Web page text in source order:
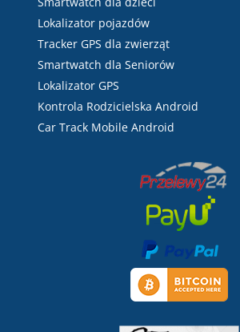
Lokalizator pojazdów
Tracker GPS dla zwierząt
Smartwatch dla Seniorów
Lokalizator GPS
Kontrola Rodzicielska Android
Car Track Mobile Android